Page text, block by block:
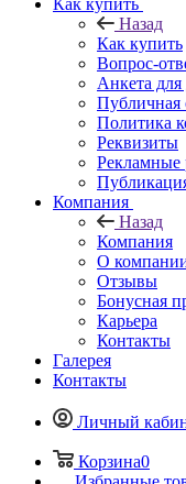
Как купить
Назад
Как купить
Вопрос-
Анкета для
Публичная
Политика
Реквизиты
Рекламные
Компания
Назад
Компания
О
Отзывы
Бонусная
Карьера
Контакты
Галерея
Контакты
Личный
Корзина0